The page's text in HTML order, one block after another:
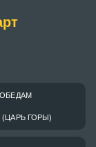
(ЦАРЬ ГОРЫ)